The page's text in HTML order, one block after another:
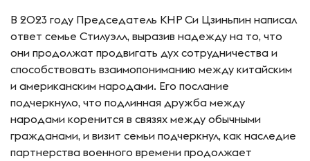
В 2023 году Председатель КНР Си Цзиньпин написал
ответ семье Стилуэлл, выразив надежду на то, что
они продолжат продвигать дух сотрудничества и
способствовать взаимопониманию между китайским
и американским народами. Его послание
подчеркнуло, что подлинная дружба между
народами коренится в связях между обычными
гражданами, и визит семьи подчеркнул, как наследие
партнерства военного времени продолжает